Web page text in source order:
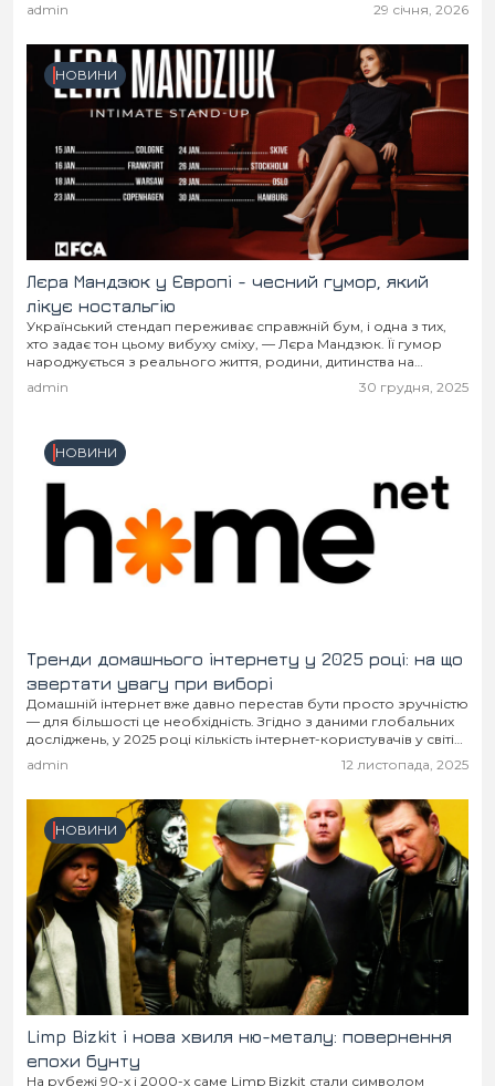
admin 29 січня, 2026
НОВИНИ
Лєра Мандзюк у Європі - чесний гумор, який
лікує ностальгію
Український стендап переживає справжній бум, і одна з тих,
хто задає тон цьому вибуху сміху, — Лєра Мандзюк. Її гумор
народжується з реального життя, родини, дитинства на
Закарпатті, побутових дрібниць,...
admin 30 грудня, 2025
НОВИНИ
Тренди домашнього інтернету у 2025 році: на що
звертати увагу при виборі
Домашній інтернет вже давно перестав бути просто зручністю
— для більшості це необхідність. Згідно з даними глобальних
досліджень, у 2025 році кількість інтернет-користувачів у світі
сягнула 5,64 мільярда, що становить...
admin 12 листопада, 2025
НОВИНИ
Limp Bizkit і нова хвиля ню-металу: повернення
епохи бунту
На рубежі 90-х і 2000-х саме Limp Bizkit стали символом